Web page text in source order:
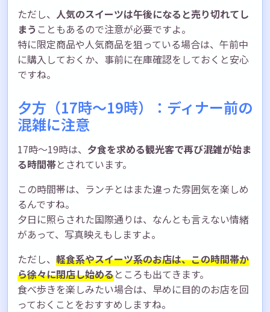
ただし、 人気のスイーツは午後になると売り切れてし
まう こともあるので注意が必要ですよ。
特に限定商品や人気商品を狙っている場合は、午前中
に購入しておくか、事前に在庫確認をしておくと安心
ですね。
夕方（17時〜19時）：ディナー前の
混雑に注意
17時〜19時は、 夕食を求める観光客で再び混雑が始ま
る時間帯とされています。
この時間帯は、ランチとはまた違った雰囲気を楽しめ
るんですね。
夕日に照らされた国際通りは、なんとも言えない情緒
があって、写真映えもしますよ。
ただし、 軽食系やスイーツ系のお店は、この時間帯か
ら徐々に閉店し始めるところも出てきます。
食べ歩きを楽しみたい場合は、早めに目的のお店を回
っておくことをおすすめしますね。